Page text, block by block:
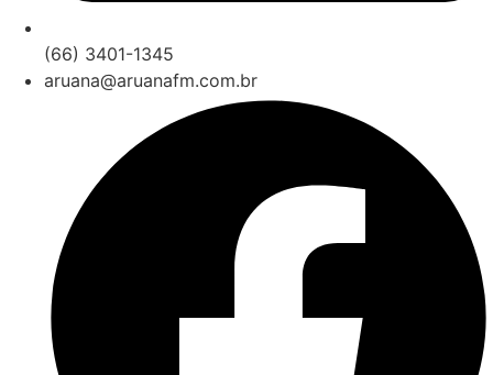
(66) 3401-1345
aruana@aruanafm.com.br